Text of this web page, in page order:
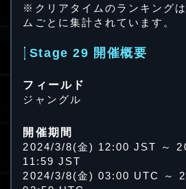
※クリアタイムのランキング
ムごとに集計されています。
Stage 29 開催概要
フィールド
ジャングル
開催期間
2024/3/8(金) 12:00 JST ～
11:59 JST
2024/3/8(金) 03:00 UTC ～